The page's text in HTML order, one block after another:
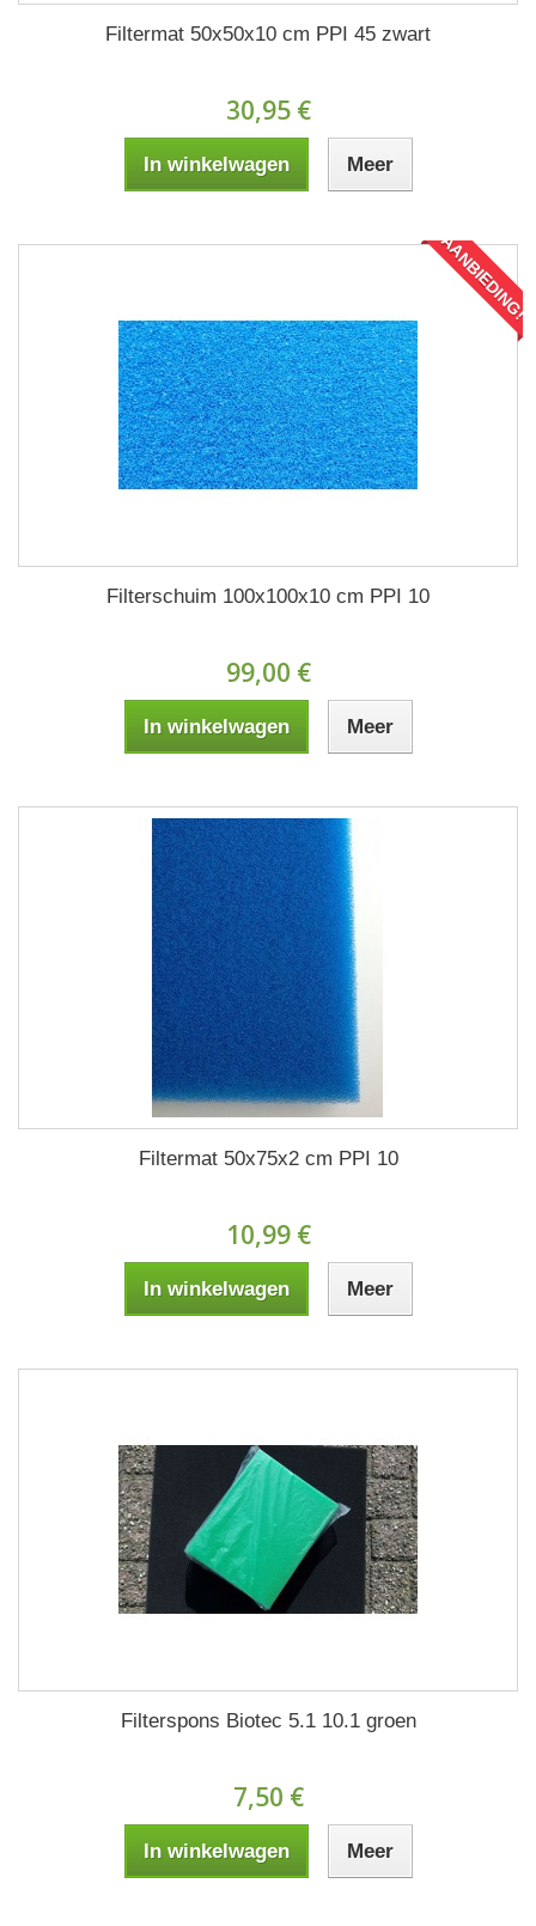
Filtermat 50x50x10 cm PPI 45 zwart
30,95 €
In winkelwagen Meer
AANBIEDING!
Filterschuim 100x100x10 cm PPI 10
99,00 €
In winkelwagen Meer
Filtermat 50x75x2 cm PPI 10
10,99 €
In winkelwagen Meer
Filterspons Biotec 5.1 10.1 groen
7,50 €
In winkelwagen Meer